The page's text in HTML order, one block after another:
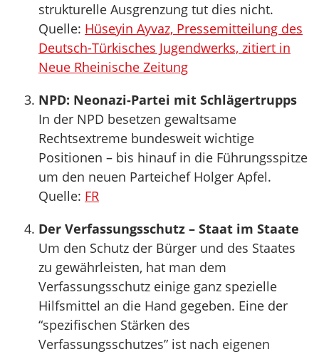
strukturelle Ausgrenzung tut dies nicht.
Quelle: Hüseyin Ayvaz, Pressemitteilung des
Deutsch-Türkisches Jugendwerks, zitiert in
Neue Rheinische Zeitung
NPD: Neonazi-Partei mit Schlägertrupps
In der NPD besetzen gewaltsame
Rechtsextreme bundesweit wichtige
Positionen – bis hinauf in die Führungsspitze
um den neuen Parteichef Holger Apfel.
Quelle: FR
Der Verfassungsschutz – Staat im Staate
Um den Schutz der Bürger und des Staates
zu gewährleisten, hat man dem
Verfassungsschutz einige ganz spezielle
Hilfsmittel an die Hand gegeben. Eine der
“spezifischen Stärken des
Verfassungsschutzes” ist nach eigenen